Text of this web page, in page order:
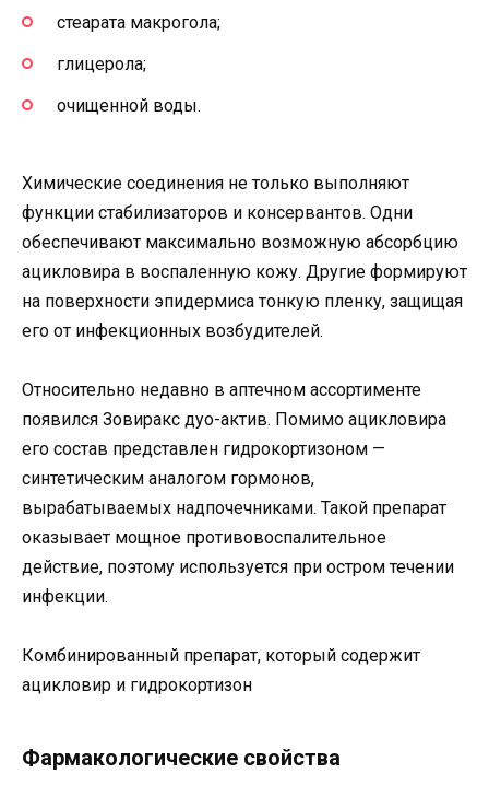
стеарата макрогола;
глицерола;
очищенной воды.
Химические соединения не только выполняют
функции стабилизаторов и консервантов. Одни
обеспечивают максимально возможную абсорбцию
ацикловира в воспаленную кожу. Другие формируют
на поверхности эпидермиса тонкую пленку, защищая
его от инфекционных возбудителей.
Относительно недавно в аптечном ассортименте
появился Зовиракс дуо-актив. Помимо ацикловира
его состав представлен гидрокортизоном —
синтетическим аналогом гормонов,
вырабатываемых надпочечниками. Такой препарат
оказывает мощное противовоспалительное
действие, поэтому используется при остром течении
инфекции.
Комбинированный препарат, который содержит
ацикловир и гидрокортизон
Фармакологические свойства